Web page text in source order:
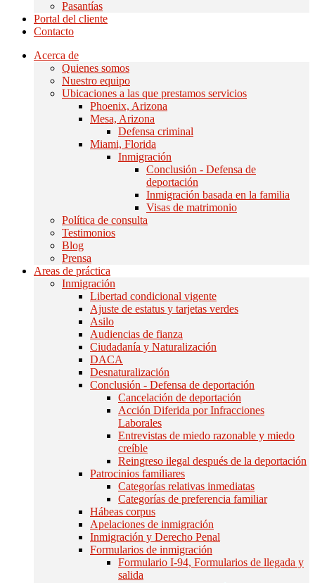
Pasantías
Portal del cliente
Contacto
Acerca de
Quienes somos
Nuestro equipo
Ubicaciones a las que prestamos servicios
Phoenix, Arizona
Mesa, Arizona
Defensa criminal
Miami, Florida
Inmigración
Conclusión - Defensa de
deportación
Inmigración basada en la familia
Visas de matrimonio
Política de consulta
Testimonios
Blog
Prensa
Areas de práctica
Inmigración
Libertad condicional vigente
Ajuste de estatus y tarjetas verdes
Asilo
Audiencias de fianza
Ciudadanía y Naturalización
DACA
Desnaturalización
Conclusión - Defensa de deportación
Cancelación de deportación
Acción Diferida por Infracciones
Laborales
Entrevistas de miedo razonable y miedo
creíble
Reingreso ilegal después de la deportación
Patrocinios familiares
Categorías relativas inmediatas
Categorías de preferencia familiar
Hábeas corpus
Apelaciones de inmigración
Inmigración y Derecho Penal
Formularios de inmigración
Formulario I-94, Formularios de llegada y
salida